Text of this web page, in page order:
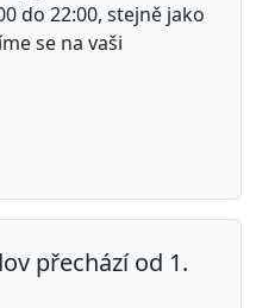
do 22:00, stejně jako
se na vaši
přechází od 1.